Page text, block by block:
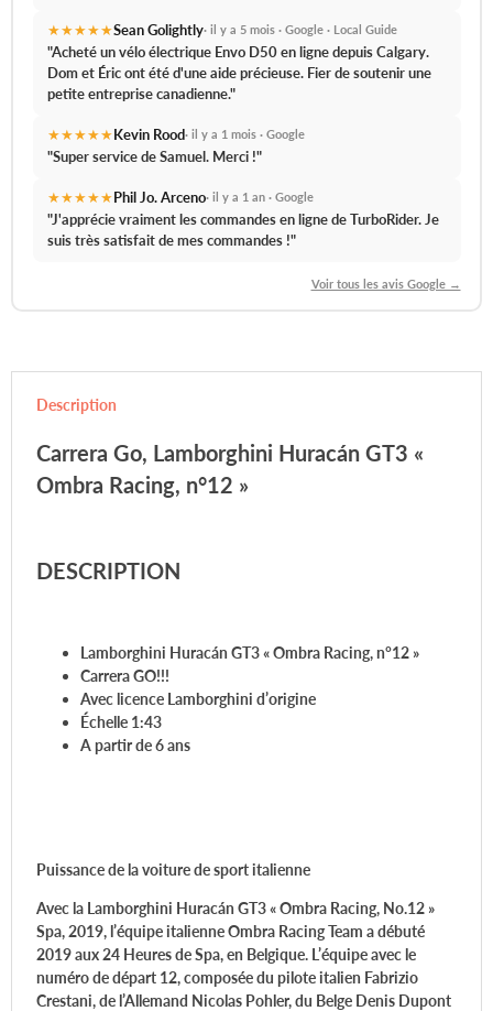
★★★★★Sean Golightly· il y a 5 mois · Google · Local Guide
"Acheté un vélo électrique Envo D50 en ligne depuis Calgary.
Dom et Éric ont été d'une aide précieuse.Fier de soutenir une
petite entreprise canadienne."
★★★★★Kevin Rood· il y a 1 mois · Google
"Super service de Samuel.Merci !"
★★★★★Phil Jo. Arceno· il y a 1 an · Google
"J'apprécie vraiment les commandes en ligne de TurboRider. Je
suis très satisfait de mes commandes !"
Voir tous les avis Google →
Description
Carrera Go, Lamborghini Huracán GT3 «
Ombra Racing, n°12 »
DESCRIPTION
Lamborghini Huracán GT3 « Ombra Racing, n°12 »
Carrera GO!!!
Avec licence Lamborghini d’origine
Échelle 1:43
A partir de 6 ans
Puissance de la voiturede sport italienne
Avec la Lamborghini Huracán GT3 « Ombra Racing, No.12 »
Spa, 2019, l’équipe italienne Ombra Racing Team a débuté
2019 aux 24 Heures de Spa, en Belgique. L’équipe avec le
numéro de départ 12, composée du pilote italien Fabrizio
Crestani, de l’Allemand Nicolas Pohler, du Belge Denis Dupont